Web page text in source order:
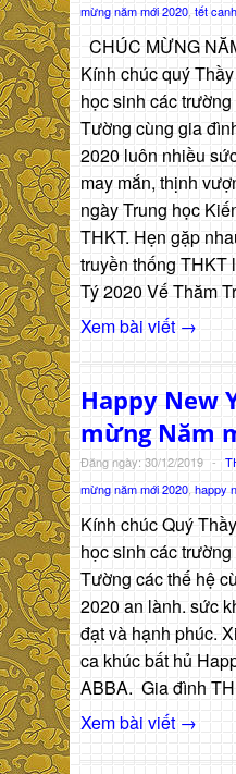
mừng năm mới 2020 tết
CHÚC MỪNG
Kính chúc quý
học sinh các
Tường cùng gia
2020 luôn nhiều
may mắn, thịnh
ngày Trung học
THKT. Hẹn gặp
truyền thống THKT
Tý 2020 Vế Thăm
Xem bài viết →
Happy New
mừng Năm
Đăng ngày: 30/12/2019 -
mừng năm mới 2020 happy
Kính chúc Quý
học sinh các
Tường các thế hệ
2020 an lành. sức
đạt và hạnh phúc.
ca khúc bất hủ
ABBA. Gia đình
Xem bài viết →